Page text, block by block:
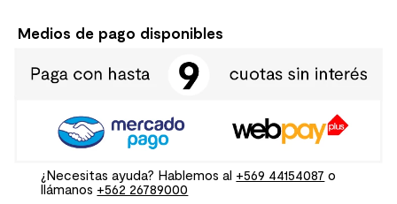
Medios de pago disponibles
¿Necesitas ayuda? Hablemos al +569 44154087 o
llámanos +562 26789000